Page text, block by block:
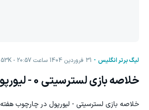
لیگ برتر انگلیس 31 فروردين 1404 ساعت 20:57 53K
خلاصه بازی لسترسیتی 0 - لیورپول 1 (گزارش اختصاصی)
خلاصه بازی لسترسیتی - لیورپول در چارچوب هفته 33 رقابت‌های لیگ برتر انگلیس 2024/25